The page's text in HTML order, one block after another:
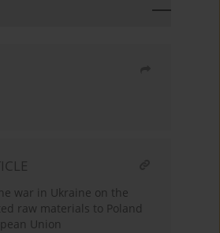
war in Ukraine on the
raw materials to Poland
Union